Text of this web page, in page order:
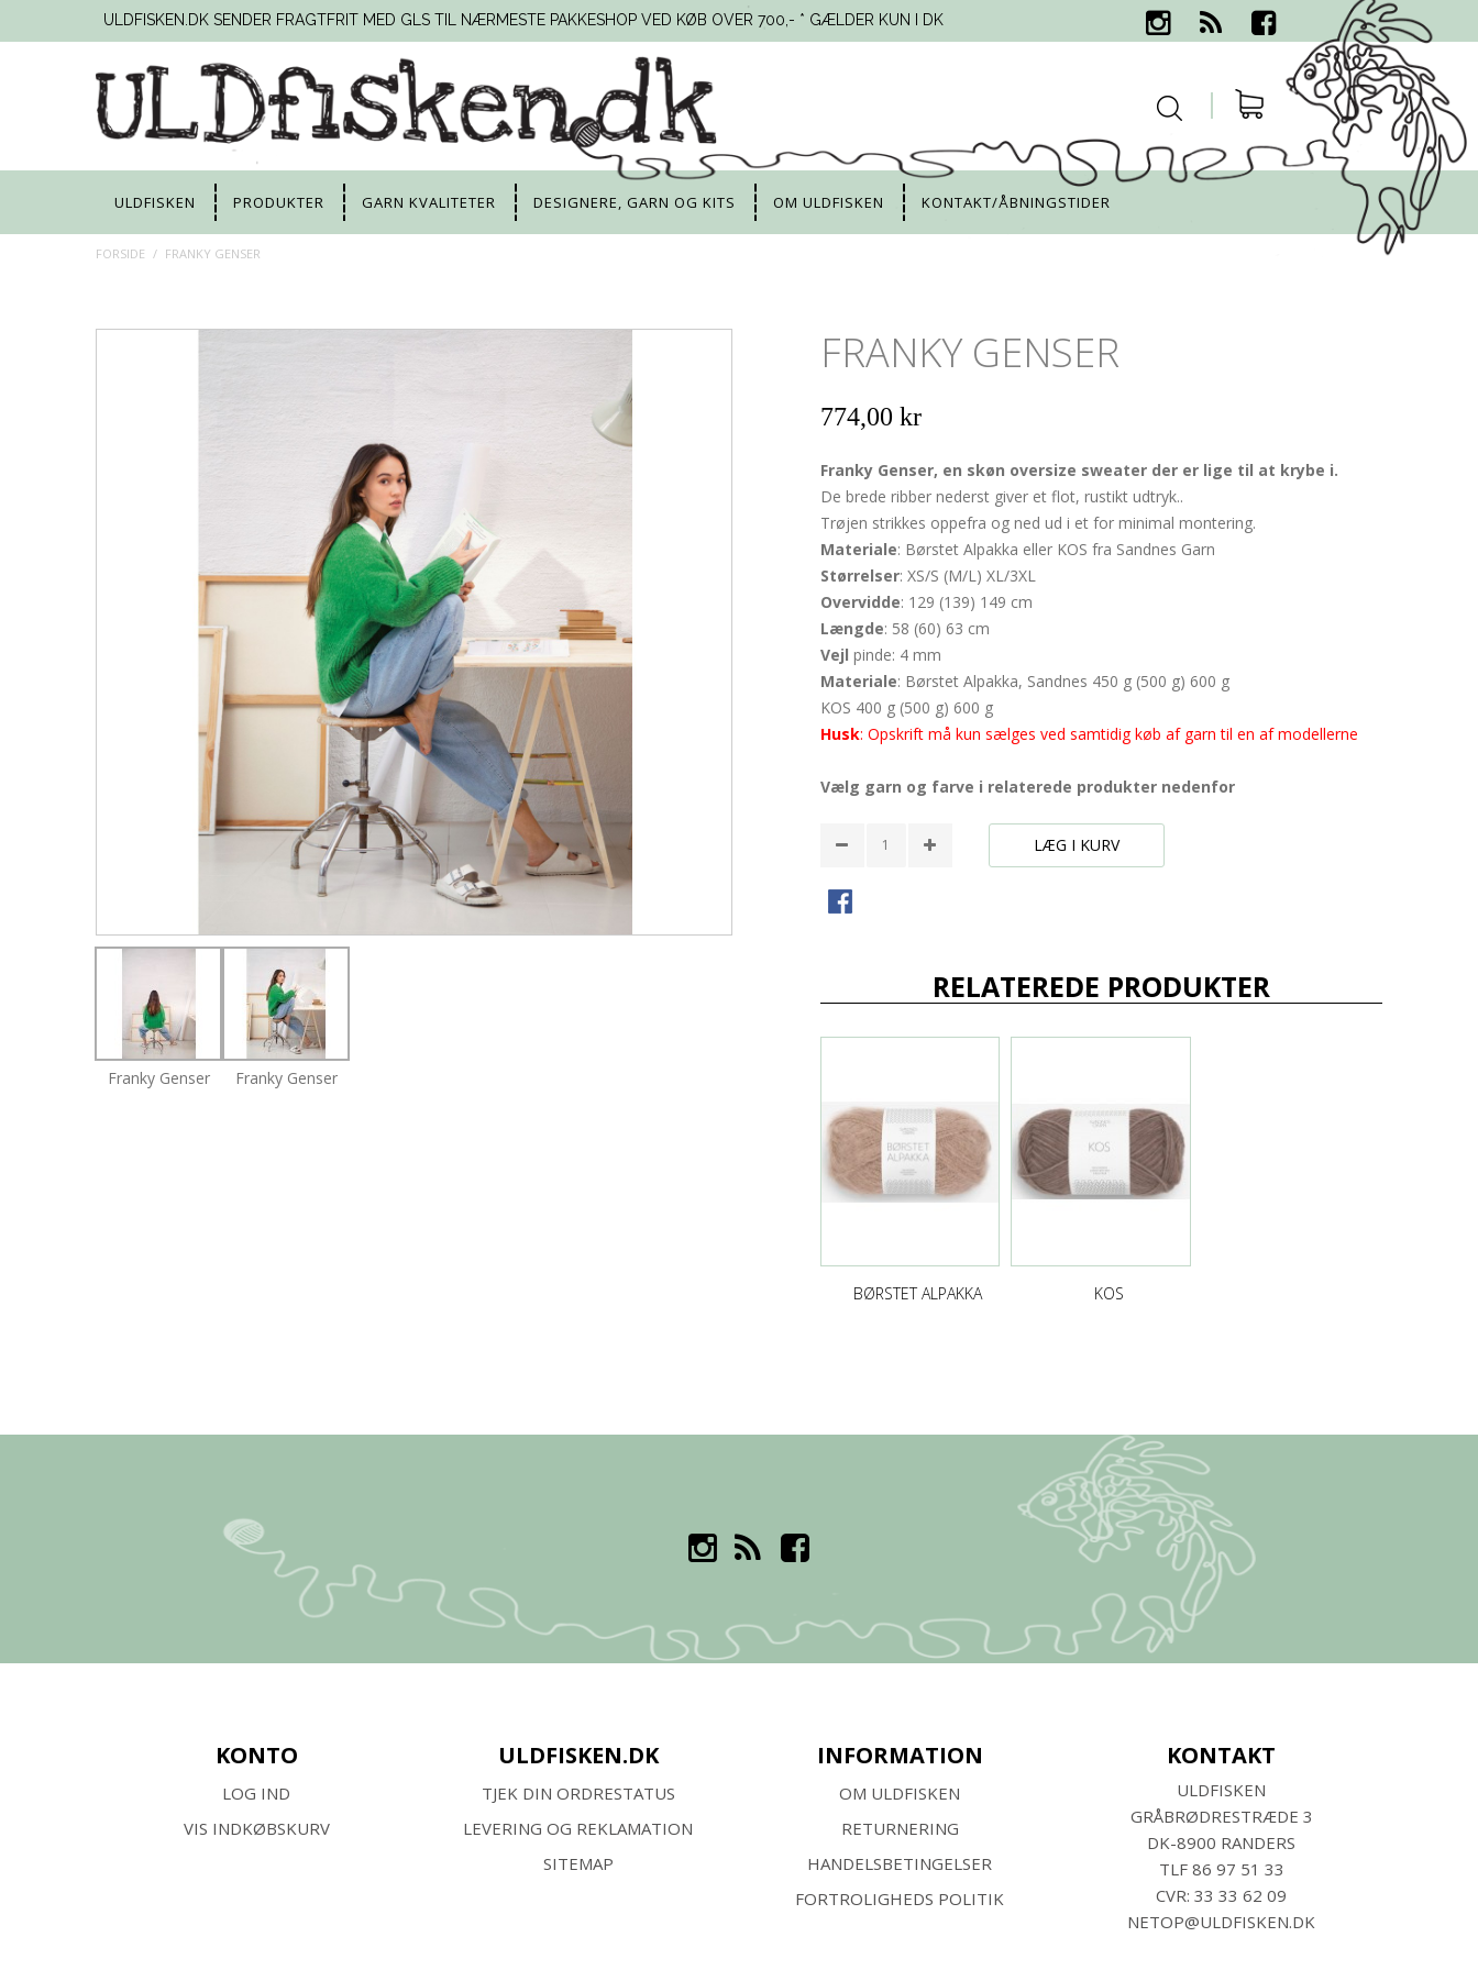
ULDFISKEN.DK SENDER FRAGTFRIT MED GLS TIL NÆRMESTE PAKKESHOP VED KØB OVER 700,- * GÆLDER KUN I DK
ULDFISKEN PRODUKTER GARN KVALITETER DESIGNERE, GARN OG KITS OM ULDFISKEN KONTAKT/ÅBNINGSTIDER
FORSIDE / FRANKY GENSER
Franky Genser Franky Genser
FRANKY GENSER
774,00 kr
Franky Genser, en skøn oversize sweater der er lige til at krybe i.
De brede ribber nederst giver et flot, rustikt udtryk..
Trøjen strikkes oppefra og ned ud i et for minimal montering.
Materiale: Børstet Alpakka eller KOS fra Sandnes Garn
Størrelser: XS/S (M/L) XL/3XL
Overvidde: 129 (139) 149 cm
Længde: 58 (60) 63 cm
Vejl pinde: 4 mm
Materiale: Børstet Alpakka, Sandnes 450 g (500 g) 600 g
KOS 400 g (500 g) 600 g
Husk: Opskrift må kun sælges ved samtidig køb af garn til en af modellerne
Vælg garn og farve i relaterede produkter nedenfor
LÆG I KURV
RELATEREDE PRODUKTER
BØRSTET ALPAKKA KOS
KONTO
LOG IND
VIS INDKØBSKURV
ULDFISKEN.DK
TJEK DIN ORDRESTATUS
LEVERING OG REKLAMATION
SITEMAP
INFORMATION
OM ULDFISKEN
RETURNERING
HANDELSBETINGELSER
FORTROLIGHEDS POLITIK
KONTAKT
ULDFISKEN
GRÅBRØDRESTRÆDE 3
DK-8900 RANDERS
TLF 86 97 51 33
CVR: 33 33 62 09
NETOP@ULDFISKEN.DK